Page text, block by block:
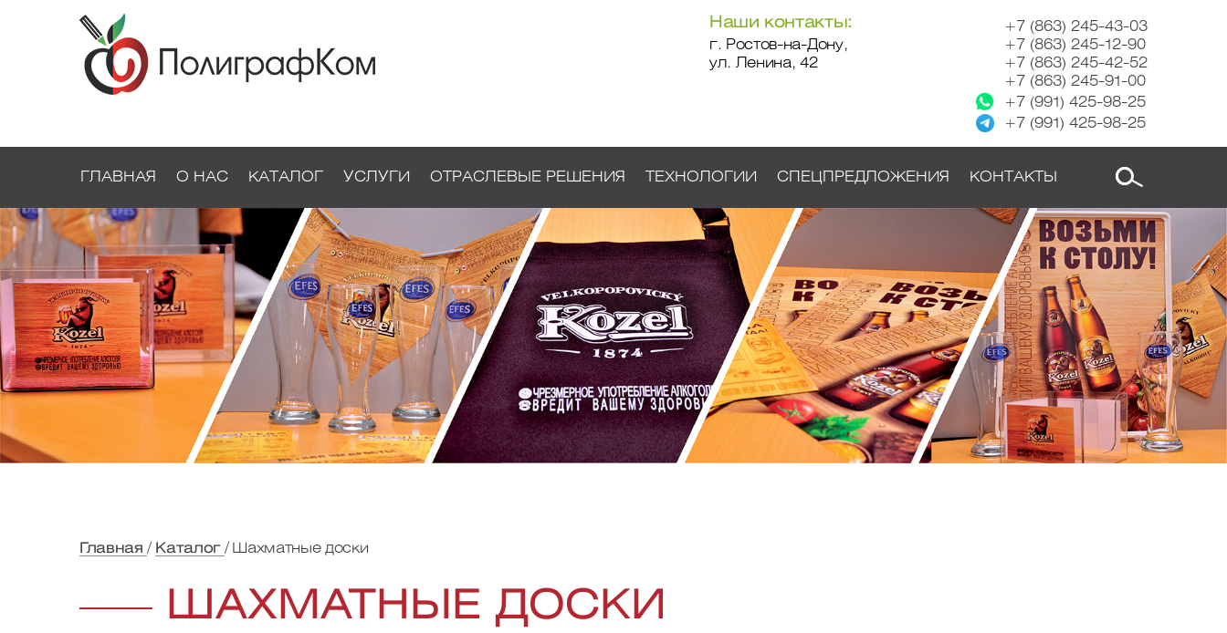
+7 (863) 245-43-03
+7 (863) 245-12-90
+7 (863) 245-42-52
+7 (863) 245-91-00
+7 (991) 425-98-25
+7 (991) 425-98-25
Наши контакты:
г. Ростов-на-Дону,
ул. Ленина, 42
ГЛАВНАЯ О НАС КАТАЛОГ УСЛУГИ ОТРАСЛЕВЫЕ РЕШЕНИЯ ТЕХНОЛОГИИ СПЕЦПРЕДЛОЖЕНИЯ КОНТАКТЫ
Главная Каталог Шахматные доски
ШАХМАТНЫЕ ДОСКИ